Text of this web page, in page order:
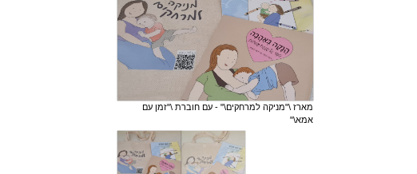
מארז \"מניקה למרחקים\" - עם חוברת \"זמן עם
אמא\"